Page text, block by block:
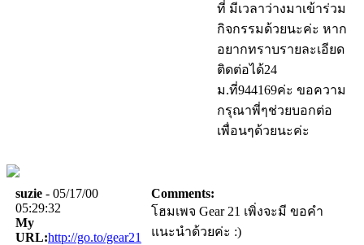
ที่ มีเวลาว่างมาเข้าร่วม
กิจกรรมด้วยนะค่ะ หาก
อยากทราบรายละเอียด
ติดต่อได้24
ม.ที่944169ค่ะ ขอความ
กรุณาพี่ๆช่วยบอกต่อ
เพื่อนๆด้วยนะค่ะ
suzie - 05/17/00
05:29:32
My
URL:http://go.to/gear21
Comments:
โฮมเพจ Gear 21 เพิ่งจะมี ขอคำ
แนะนำด้วยค่ะ :)